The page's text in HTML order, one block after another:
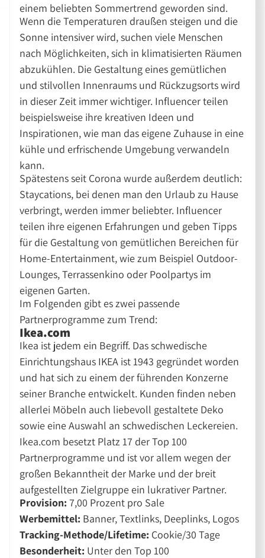
einem beliebten Sommertrend geworden sind.
Wenn die Temperaturen draußen steigen und die
Sonne intensiver wird, suchen viele Menschen
nach Möglichkeiten, sich in klimatisierten Räumen
abzukühlen. Die Gestaltung eines gemütlichen
und stilvollen Innenraums und Rückzugsorts wird
in dieser Zeit immer wichtiger. Influencer teilen
beispielsweise ihre kreativen Ideen und
Inspirationen, wie man das eigene Zuhause in eine
kühle und erfrischende Umgebung verwandeln
kann.
Spätestens seit Corona wurde außerdem deutlich:
Staycations, bei denen man den Urlaub zu Hause
verbringt, werden immer beliebter. Influencer
teilen ihre eigenen Erfahrungen und geben Tipps
für die Gestaltung von gemütlichen Bereichen für
Home-Entertainment, wie zum Beispiel Outdoor-
Lounges, Terrassenkino oder Poolpartys im
eigenen Garten.
Im Folgenden gibt es zwei passende
Partnerprogramme zum Trend:
Ikea.com
Ikea ist jedem ein Begriff. Das schwedische
Einrichtungshaus IKEA ist 1943 gegründet worden
und hat sich zu einem der führenden Konzerne
seiner Branche entwickelt. Kunden finden neben
allerlei Möbeln auch liebevoll gestaltete Deko
sowie eine Auswahl an schwedischen Leckereien.
Ikea.com besetzt Platz 17 der Top 100
Partnerprogramme und ist vor allem wegen der
großen Bekanntheit der Marke und der breit
aufgestellten Zielgruppe ein lukrativer Partner.
Provision: 7,00 Prozent pro Sale
Werbemittel: Banner, Textlinks, Deeplinks, Logos
Tracking-Methode/Lifetime: Cookie/30 Tage
Besonderheit: Unter den Top 100